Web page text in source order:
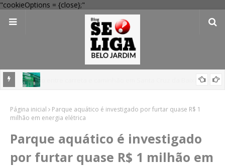
"cookieOptions = {close};"
compras
Página inicial
Parque aquático é investigado por furtar quase R$ 1
milhão em energia elétrica
Parque aquático é investigado
por furtar quase R$ 1 milhão em